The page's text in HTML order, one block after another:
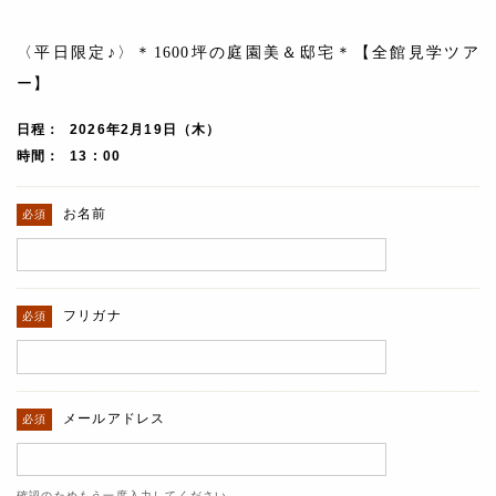
〈平日限定♪〉＊1600坪の庭園美＆邸宅＊【全館見学ツア
ー】
日程
2026年2月19日（木）
時間
13 : 00
お名前
フリガナ
メールアドレス